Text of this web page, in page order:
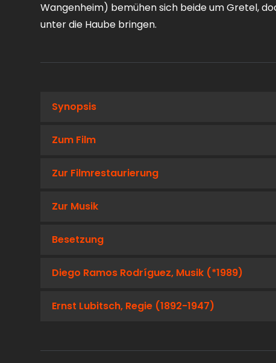
Wangenheim) bemühen sich beide um Gretel,
unter die Haube bringen.
Synopsis
Zum Film
Zur Filmrestaurierung
Zur Musik
Besetzung
Diego Ramos Rodríguez, Musik (*1989)
Ernst Lubitsch, Regie (1892-1947)